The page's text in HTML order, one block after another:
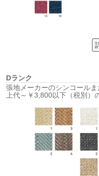
Dランク
張地メーカーのシンコール
上代～￥3,800以下（税別）